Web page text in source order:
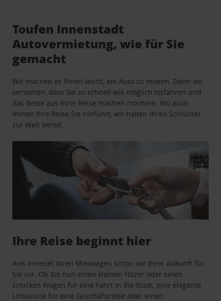
Toufen Innenstadt
Autovermietung, wie für Sie
gemacht
Wir machen es Ihnen leicht, ein Auto zu mieten. Denn wir
verstehen, dass Sie so schnell wie möglich losfahren und
das Beste aus Ihrer Reise machen möchten. Wo auch
immer Ihre Reise Sie hinführt, wir halten Ihren Schlüssel
zur Welt bereit.
Ihre Reise beginnt hier
Avis bereitet Ihren Mietwagen schon vor Ihrer Ankunft für
Sie vor. Ob Sie nun einen kleinen Flitzer oder einen
schicken Wagen für eine Fahrt in die Stadt, eine elegante
Limousine für eine Geschäftsreise oder einen